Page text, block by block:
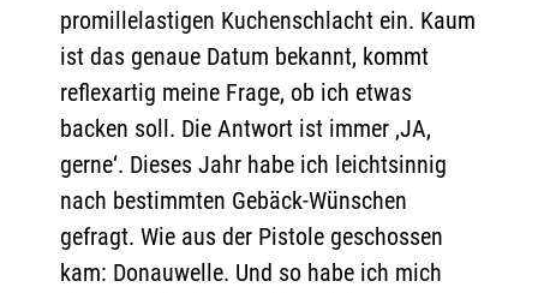
promillelastigen Kuchenschlacht ein. Kaum
ist das genaue Datum bekannt, kommt
reflexartig meine Frage, ob ich etwas
backen soll. Die Antwort ist immer ‚JA,
gerne‘. Dieses Jahr habe ich leichtsinnig
nach bestimmten Gebäck-Wünschen
gefragt. Wie aus der Pistole geschossen
kam: Donauwelle. Und so habe ich mich